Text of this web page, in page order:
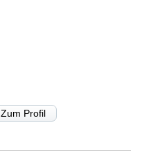
Zum Profil